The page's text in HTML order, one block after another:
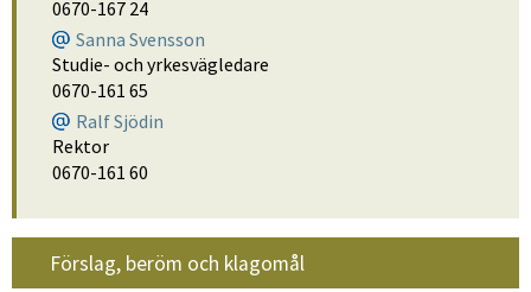
0670-167 24
Sanna Svensson
Studie- och yrkesvägledare
0670-161 65
Ralf Sjödin
Rektor
0670-161 60
Förslag, beröm och klagomål